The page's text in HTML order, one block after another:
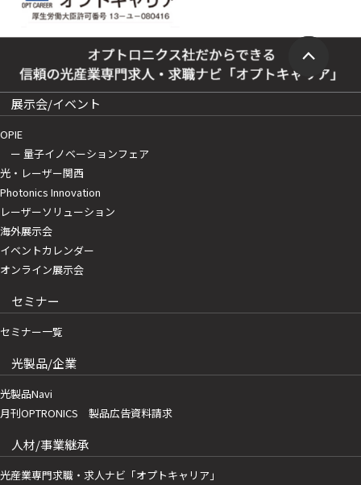
展示会/イベント
OPIE
ー 量子イノベーションフェア
光・レーザー関西
Photonics Innovation
レーザーソリューション
海外展示会
イベントカレンダー
オンライン展示会
セミナー
セミナー一覧
光製品/企業
光製品Navi
月刊OPTRONICS 製品広告資料請求
人材/事業継承
光産業専門求職・求人ナビ「オプトキャリア」